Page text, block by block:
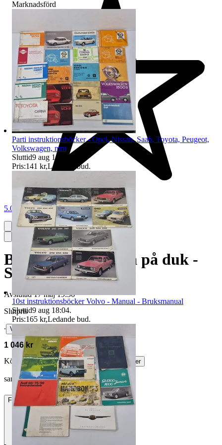
5.0
Bo Hörnfeldt - Olja på duk -
Signerad
Avslutad 17 maj 19:36
Slutpris
∙ Visa bud
1 046 kr
Köparskydd är valfritt hos företag.
Läs mer
sandraigen vann auktionen
Frakt 229 kr DSV
Marknadsförd
Parti instruktionsböcker - Opel, Nissan, Saab, Toyota, Peugeot,
Volkswagen, mm
Sluttid9 aug 18:03
Pris:141 kr,Ledande bud.
10st instruktionsböcker Volvo - Manual - Bruksmanual
Sluttid9 aug 18:04.
Pris:165 kr,Ledande bud.